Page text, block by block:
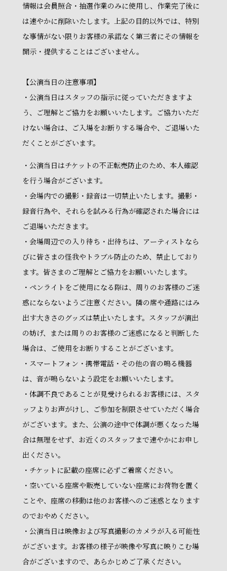
情報は会員照合・抽選作業のみに使用し、作業完了後に
は速やかに削除いたします。上記の目的以外では、特別
な事情がない限りお客様の承諾なく第三者にその情報を
開示・提供することはございません。
【公演当日の注意事項】
・公演当日はスタッフの指示に従っていただきますよ
う、ご理解とご協力をお願いいたします。ご協力いただ
けない場合は、ご入場をお断りする場合や、ご退場いた
だくことがございます。
・公演当日はチケットの不正転売防止のため、本人確認
を行う場合がございます。
・会場内での撮影・録音は一切禁止いたします。撮影・
録音行為や、それらを試みる行為が確認された場合には
ご退場いただきます。
・会場周辺での入り待ち・出待ちは、アーティストなら
びに皆さまの怪我やトラブル防止のため、禁止しており
ます。皆さまのご理解とご協力をお願いいたします。
・ペンライトをご使用になる際は、周りのお客様のご迷
惑にならないようご注意ください。隣の席や通路にはみ
出す大きさのグッズは禁止いたします。スタッフが演出
の妨げ、または周りのお客様のご迷惑になると判断した
場合は、ご使用をお断りすることがございます。
・スマートフォン・携帯電話・その他の音の鳴る機器
は、音が鳴らないよう設定をお願いいたします。
・体調不良であることが見受けられるお客様には、スタ
ッフよりお声がけし、ご参加を制限させていただく場合
がございます。また、公演の途中で体調が悪くなった場
合は無理をせず、お近くのスタッフまで速やかにお申し
出ください。
・チケットに記載の座席に必ずご着席ください。
・空いている座席や販売していない座席にお荷物を置く
ことや、座席の移動は他のお客様へのご迷惑となります
のでおやめください。
・公演当日は映像および写真撮影のカメラが入る可能性
がございます。お客様の様子が映像や写真に映りこむ場
合がございますので、あらかじめご了承ください。